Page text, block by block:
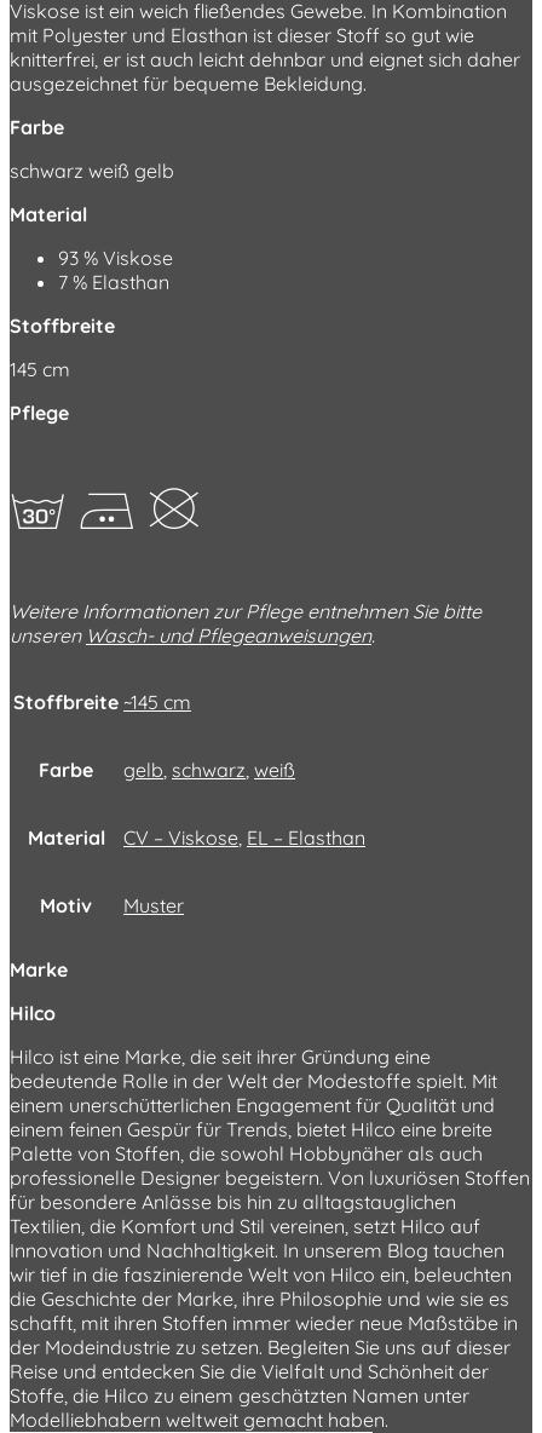
Viskose ist ein weich fließendes Gewebe. In Kombination
mit Polyester und Elasthan ist dieser Stoff so gut wie
knitterfrei, er ist auch leicht dehnbar und eignet sich daher
ausgezeichnet für bequeme Bekleidung.
Farbe
schwarz weiß gelb
Material
93 % Viskose
7 % Elasthan
Stoffbreite
145 cm
Pflege
gEK
Weitere Informationen zur Pflege entnehmen Sie bitte
unseren Wasch- und Pflegeanweisungen.
Stoffbreite ~145 cm
Farbe gelb, schwarz, weiß
Material CV – Viskose, EL – Elasthan
Motiv Muster
Marke
Hilco
Hilco ist eine Marke, die seit ihrer Gründung eine
bedeutende Rolle in der Welt der Modestoffe spielt. Mit
einem unerschütterlichen Engagement für Qualität und
einem feinen Gespür für Trends, bietet Hilco eine breite
Palette von Stoffen, die sowohl Hobbynäher als auch
professionelle Designer begeistern. Von luxuriösen Stoffen
für besondere Anlässe bis hin zu alltagstauglichen
Textilien, die Komfort und Stil vereinen, setzt Hilco auf
Innovation und Nachhaltigkeit. In unserem Blog tauchen
wir tief in die faszinierende Welt von Hilco ein, beleuchten
die Geschichte der Marke, ihre Philosophie und wie sie es
schafft, mit ihren Stoffen immer wieder neue Maßstäbe in
der Modeindustrie zu setzen. Begleiten Sie uns auf dieser
Reise und entdecken Sie die Vielfalt und Schönheit der
Stoffe, die Hilco zu einem geschätzten Namen unter
Modelliebhabern weltweit gemacht haben.